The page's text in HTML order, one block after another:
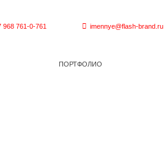
968 761-0-761 imennye@flash-brand.ru
ПОРТФОЛИО